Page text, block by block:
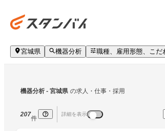
宮城県 機器分析 職種、雇用形態、こだ
機器分析 - 宮城県 の求人・仕事・採用
207
件
詳細を表示